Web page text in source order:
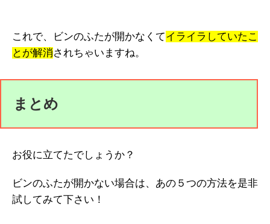
これで、ビンのふたが開かなくてイライラしていたこ
とが解消されちゃいますね。
まとめ
お役に立てたでしょうか？
ビンのふたが開かない場合は、あの５つの方法を是非
試してみて下さい！